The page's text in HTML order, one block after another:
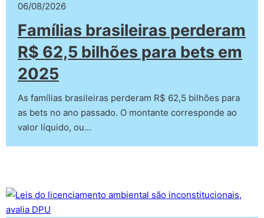
06/08/2026
Famílias brasileiras perderam
R$ 62,5 bilhões para bets em
2025
As famílias brasileiras perderam R$ 62,5 bilhões para
as bets no ano passado. O montante corresponde ao
valor líquido, ou…